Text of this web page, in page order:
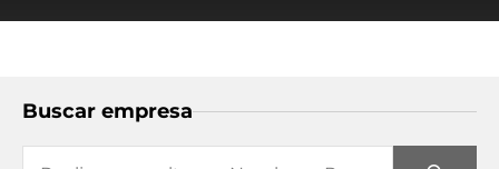
Buscar empresa